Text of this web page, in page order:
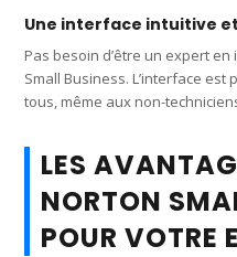
Une interface intuitive
Pas besoin d’être un expert
Small Business. L’interface
tous, même aux non-
LES
NORTON
POUR VOTRE